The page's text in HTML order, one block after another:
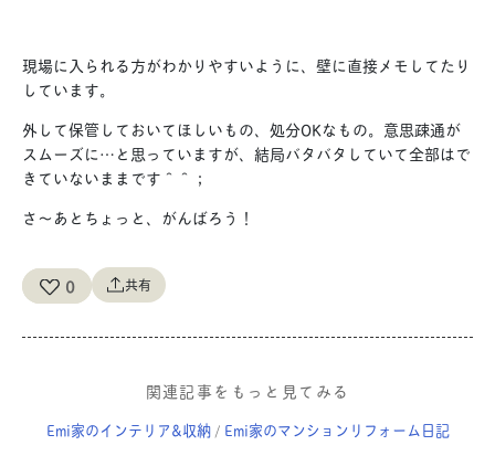
現場に入られる方がわかりやすいように、壁に直接メモしてたり
しています。
外して保管しておいてほしいもの、処分OKなもの。意思疎通が
スムーズに…と思っていますが、結局バタバタしていて全部はで
きていないままです＾＾；
さ〜あとちょっと、がんばろう！
0 共有
関連記事をもっと見てみる
Emi家のインテリア&収納/ Emi家のマンションリフォーム日記